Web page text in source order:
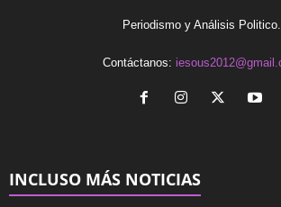
Periodismo y Análisis Politico.
Contáctanos:
INCLUSO MÁS NOTICIAS